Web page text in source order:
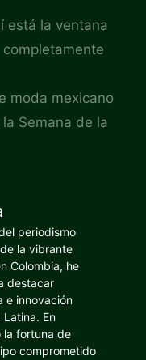
está la ventana
moda mexicano
la Semana de la
periodismo
la vibrante
Colombia, he
destacar
e innovación
En
la fortuna de
comprometido